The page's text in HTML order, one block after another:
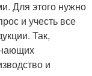
Для этого нужно
и учесть все
Так,
и